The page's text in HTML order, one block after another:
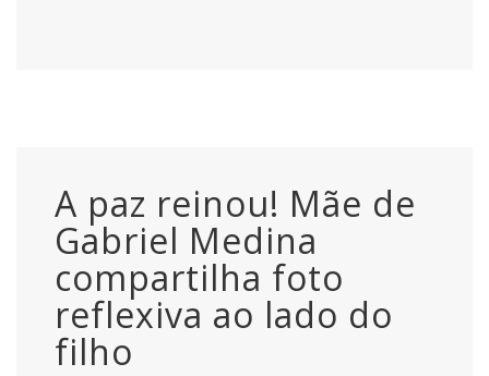
A paz reinou! Mãe de
Gabriel Medina
compartilha foto
reflexiva ao lado do
filho